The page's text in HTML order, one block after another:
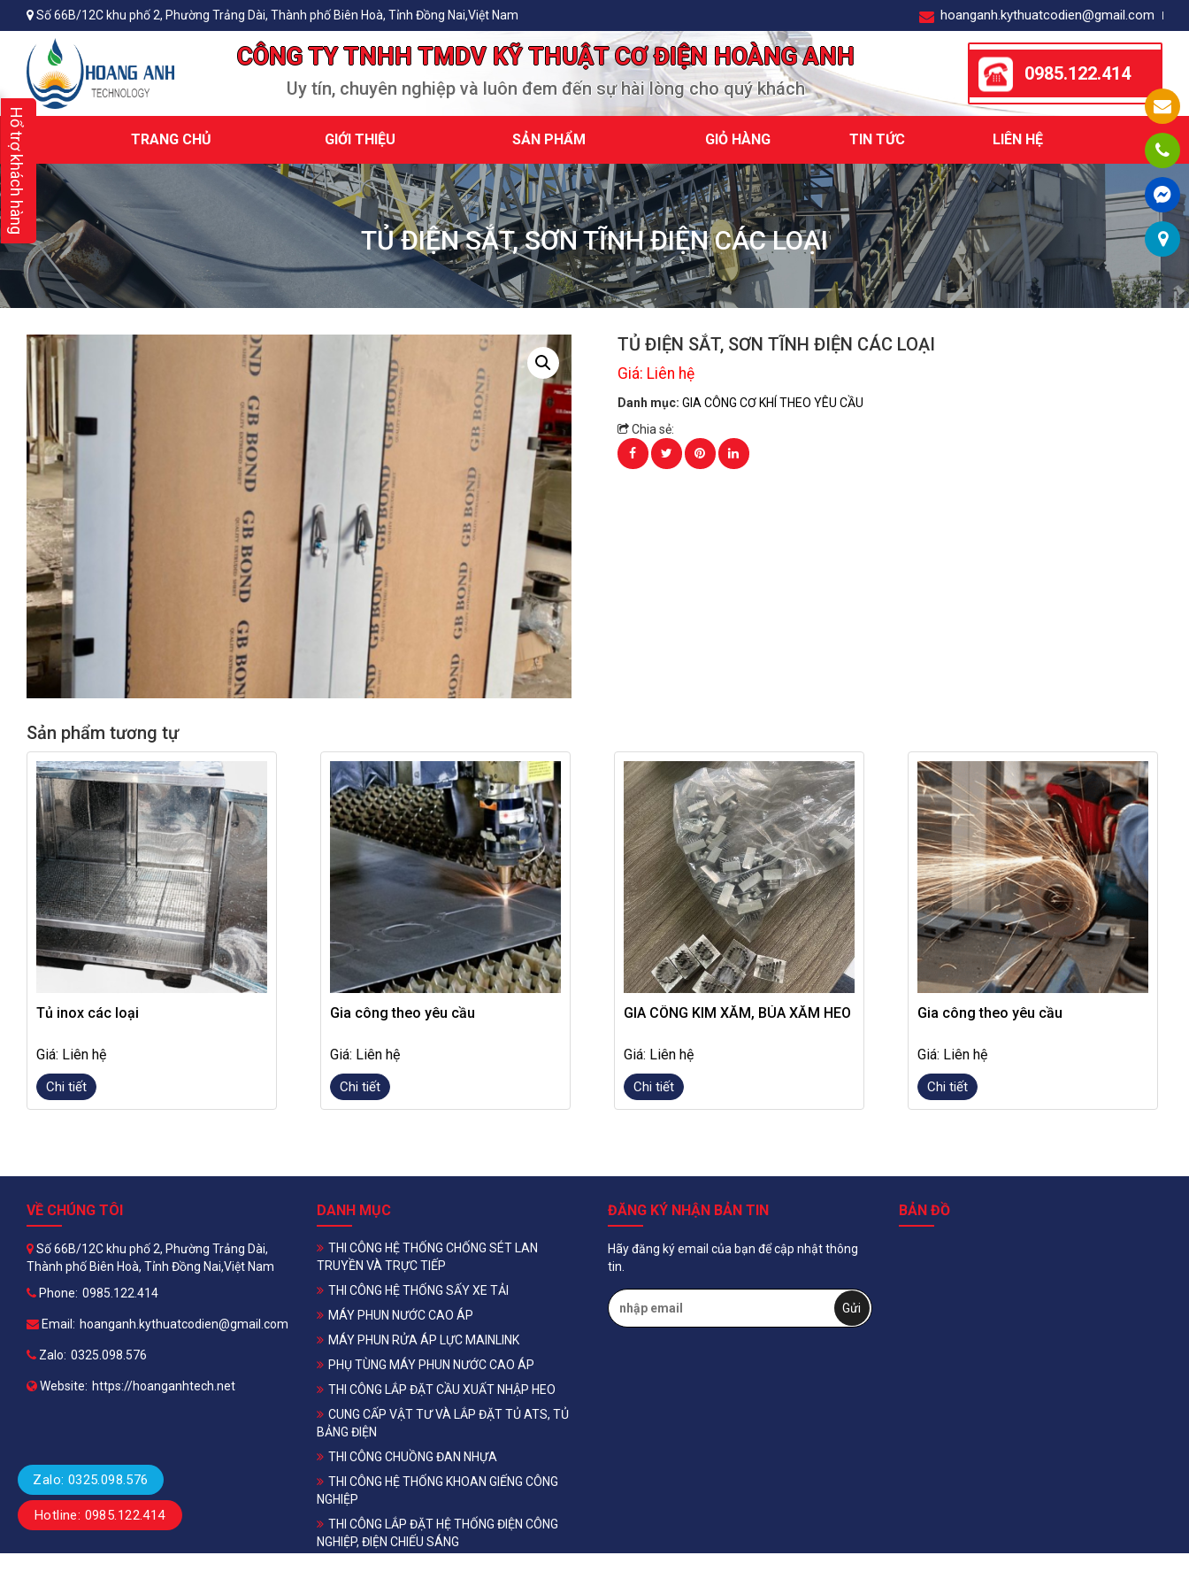
Số 66B/12C khu phố 2, Phường Trảng Dài, Thành phố Biên Hoà, Tỉnh Đồng Nai,Việt Nam hoanganh.kythuatcodien@gmail.com
CÔNG TY TNHH TMDV KỸ THUẬT CƠ ĐIỆN HOÀNG ANH
Uy tín, chuyên nghiệp và luôn đem đến sự hài lòng cho quý khách
0985.122.414
TRANG CHỦ GIỚI THIỆU SẢN PHẨM GIỎ HÀNG TIN TỨC LIÊN HỆ
TỦ ĐIỆN SẮT, SƠN TĨNH ĐIỆN CÁC LOẠI
TỦ ĐIỆN SẮT, SƠN TĨNH ĐIỆN CÁC LOẠI
Giá: Liên hệ
Danh mục: GIA CÔNG CƠ KHÍ THEO YÊU CẦU
Chia sẻ:
Sản phẩm tương tự
Tủ inox các loại
Giá: Liên hệ
Chi tiết
Gia công theo yêu cầu
Giá: Liên hệ
Chi tiết
GIA CÔNG KIM XĂM, BÚA XĂM HEO
Giá: Liên hệ
Chi tiết
Gia công theo yêu cầu
Giá: Liên hệ
Chi tiết
VỀ CHÚNG TÔI
Số 66B/12C khu phố 2, Phường Trảng Dài,
Thành phố Biên Hoà, Tỉnh Đồng Nai,Việt Nam
Phone: 0985.122.414
Email: hoanganh.kythuatcodien@gmail.com
Zalo: 0325.098.576
Website: https://hoanganhtech.net
DANH MỤC
THI CÔNG HỆ THỐNG CHỐNG SÉT LAN
TRUYỀN VÀ TRỰC TIẾP
THI CÔNG HỆ THỐNG SẤY XE TẢI
MÁY PHUN NƯỚC CAO ÁP
MÁY PHUN RỬA ÁP LỰC MAINLINK
PHỤ TÙNG MÁY PHUN NƯỚC CAO ÁP
THI CÔNG LẮP ĐẶT CẦU XUẤT NHẬP HEO
CUNG CẤP VẬT TƯ VÀ LẮP ĐẶT TỦ ATS, TỦ
BẢNG ĐIỆN
THI CÔNG CHUỒNG ĐAN NHỰA
THI CÔNG HỆ THỐNG KHOAN GIẾNG CÔNG
NGHIỆP
THI CÔNG LẮP ĐẶT HỆ THỐNG ĐIỆN CÔNG
NGHIỆP, ĐIỆN CHIẾU SÁNG
ĐĂNG KÝ NHẬN BẢN TIN
Hãy đăng ký email của bạn để cập nhật thông
tin.
BẢN ĐỒ
Zalo: 0325.098.576
Hotline: 0985.122.414
Hổ trợ khách hàng